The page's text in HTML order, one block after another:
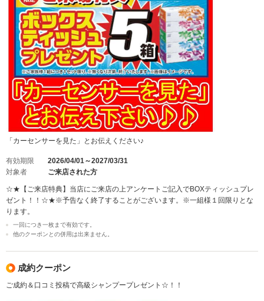
「カーセンサーを見た」とお伝えください♪
有効期限
2026/04/01～2027/03/31
対象者
ご来店された方
☆★【ご来店特典】当店にご来店の上アンケートご記入でBOXティッシュプレ
ゼント！！☆★※予告なく終了することがございます。※一組様１回限りとな
ります。
一回につき一枚まで有効です。
他のクーポンとの併用は出来ません。
成約クーポン
ご成約＆口コミ投稿で高級シャンプープレゼント☆！！